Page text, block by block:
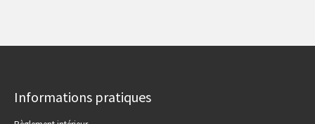
Informations pratiques